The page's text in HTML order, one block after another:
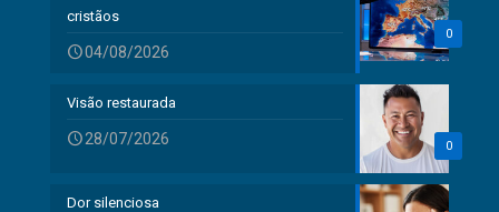
0
cristãos
04/08/2026
0
Visão restaurada
28/07/2026
Dor silenciosa